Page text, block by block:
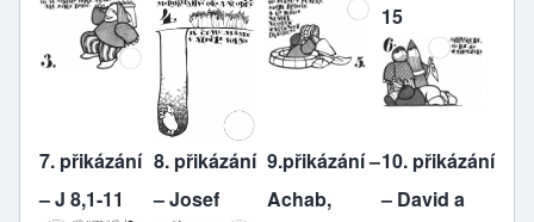
15
7. přikázání
– J 8,1-11
8. přikázání
– Josef
9.přikázání –
Achab,
10. přikázání
– David a